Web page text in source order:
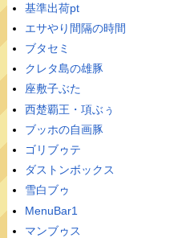
基準出荷pt
エサやり間隔の時間
ブタセミ
クレタ島の雄豚
座敷子ぶた
西楚覇王・項ぶぅ
ブッホの自画豚
ゴリブゥテ
ダストンボックス
雪白ブゥ
MenuBar1
マンブゥス